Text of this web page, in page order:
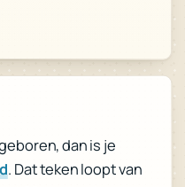
dan is je
. Dat teken loopt van